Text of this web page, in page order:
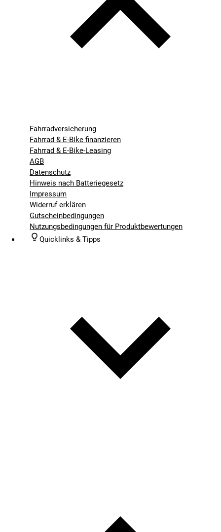
Fahrradversicherung
Fahrrad & E-Bike finanzieren
Fahrrad & E-Bike-Leasing
AGB
Datenschutz
Hinweis nach Batteriegesetz
Impressum
Widerruf erklären
Gutscheinbedingungen
Nutzungsbedingungen für Produktbewertungen
Quicklinks & Tipps